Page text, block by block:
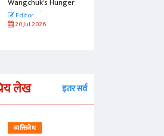
Strike Make a
Difference?
Editor
20 Jul 2026
लेख इतर सर्व
व्यक्तिवेध